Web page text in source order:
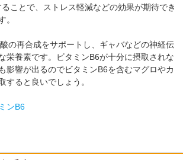
ことで、ストレス軽減などの効果が期待でき
。
の再合成をサポートし、ギャバなどの神経伝
栄養素です。ビタミンB6が十分に摂取されな
影響が出るのでビタミンB6を含むマグロやカ
すると良いでしょう。
ンB6